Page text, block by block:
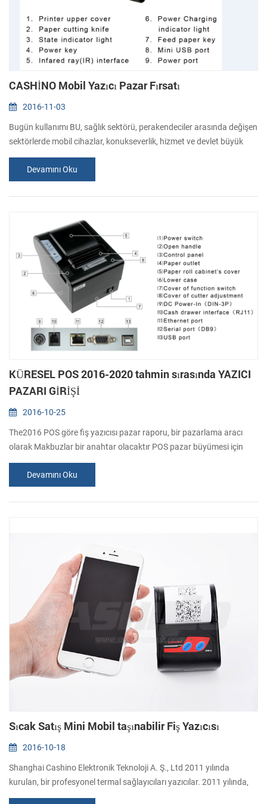
CASHİNO Mobil Yazıcı Pazar Fırsatı
2016-11-03
Bugün kullanımı BU, sağlık sektörü, perakendeciler arasında değişen
sektörlerde mobil cihazlar, konukseverlik, hizmet ve devlet büyük
ölçüde arttı ve değişti bu şekilde iletişim kuruyorlar, etkileşim &
çalışmak. Talebi mobil baskı da başabaş diğer mobil teknolojiler ile
büyüdü. Mobil baskı kablosuz olarak akıllı telefon veya tablet için
veri gönderme işlemi yazıcı. Mobil baskı yazdırma için ku...
Devamını Oku
KÜRESEL POS 2016-2020 tahmin sırasında YAZICI
PAZARI GİRİŞİ
2016-10-25
The2016 POS göre fiş yazıcısı pazar raporu, bir pazarlama aracı
olarak Makbuzlar bir anahtar olacaktır POS pazar büyümesi için
sürücü. Perakende ve ağırlama sektörlerinde sunan odaklanmıştır
tüketiciler için kişiselleştirilmiş ve interaktif bir deneyim. Yükleme
gelişmiş yazıcılar ile tüccarlar bir dizi odaklanmasını sağlar
sistemleri POS müşteri odaklı kampanyalar, bu indirim kuponları
Devamını Oku
Sıcak Satış Mini Mobil taşınabilir Fiş Yazıcısı
2016-10-18
Shanghai Cashino Elektronik Teknoloji A. Ş., Ltd 2011 yılında
kurulan, bir profesyonel termal sağlayıcıları yazıcılar. 2011 yılında,
bir geliştirdik taşınabilir yazıcı PTP-II. Bu yazıcı, küresel alıcılar